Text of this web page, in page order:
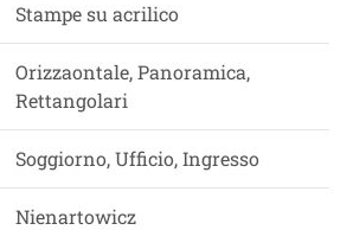
Stampe su acrilico
Orizzaontale, Panoramica,
Rettangolari
Soggiorno, Ufficio, Ingresso
Nienartowicz